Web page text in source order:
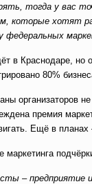
тогда у вас
которые хотят
в Краснодаре, но
80%
организаторов
премия
Ещё в
–